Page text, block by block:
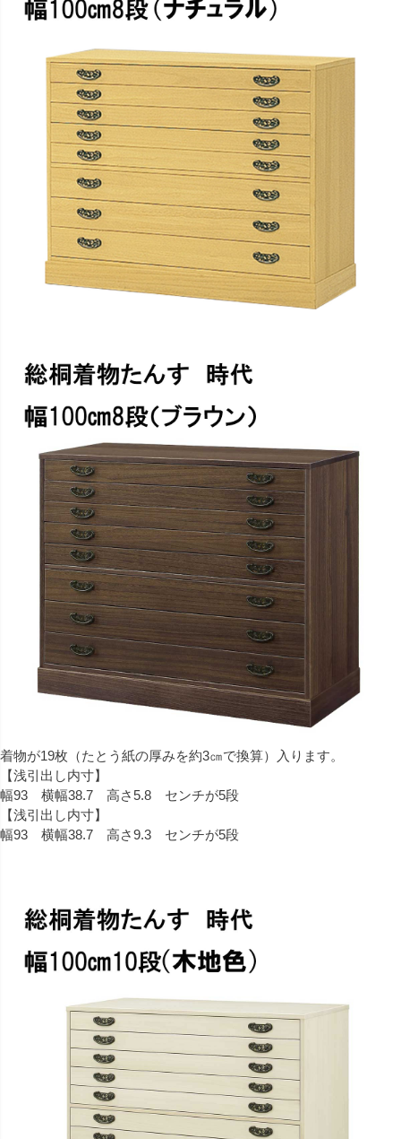
着物が19枚（たとう紙の厚みを約3㎝で換算）入ります。
【浅引出し内寸】
幅93 横幅38.7 高さ5.8 センチが5段
【浅引出し内寸】
幅93 横幅38.7 高さ9.3 センチが5段